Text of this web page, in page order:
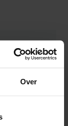
Over
water over
stroomt.